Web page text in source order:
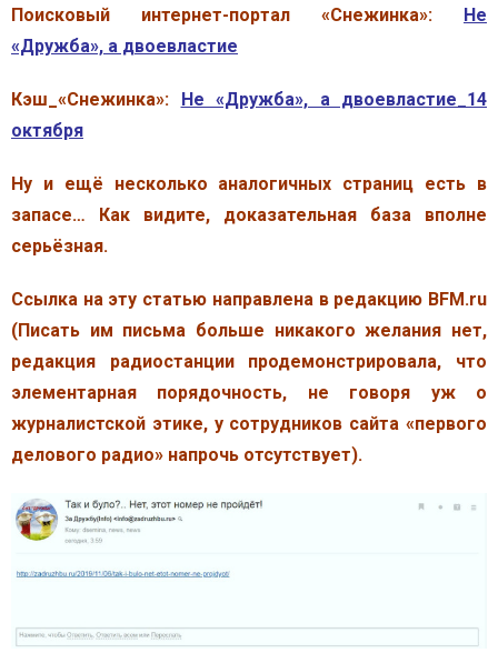
Поисковый интернет-портал «Снежинка»: Не
«Дружба», а двоевластие
Кэш_«Снежинка»: Не «Дружба», а двоевластие_14
октября
Ну и ещё несколько аналогичных страниц есть в
запасе… Как видите, доказательная база вполне
серьёзная.
Ссылка на эту статью направлена в редакцию BFM.ru
(Писать им письма больше никакого желания нет,
редакция радиостанции продемонстрировала, что
элементарная порядочность, не говоря уж о
журналистской этике, у сотрудников сайта «первого
делового радио» напрочь отсутствует).